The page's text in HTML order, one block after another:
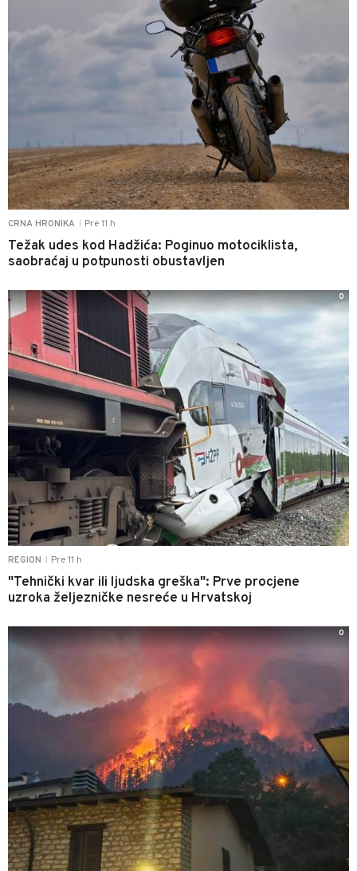
CRNA HRONIKA Pre 11 h
Težak udes kod Hadžića: Poginuo motociklista,
saobraćaj u potpunosti obustavljen
REGION Pre 11 h
"Tehnički kvar ili ljudska greška": Prve procjene
uzroka željezničke nesreće u Hrvatskoj
0
0